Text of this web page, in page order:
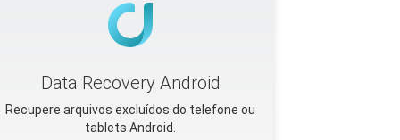
Data Recovery Android
Recupere arquivos excluídos do telefone ou
tablets Android.